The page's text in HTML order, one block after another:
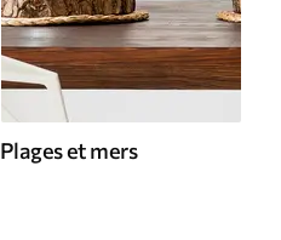
Plages et mers